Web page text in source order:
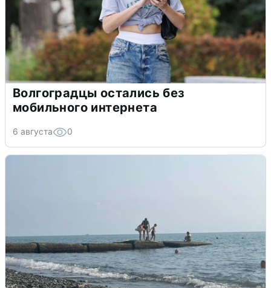
Волгоградцы остались без
мобильного интернета
6 августа 0